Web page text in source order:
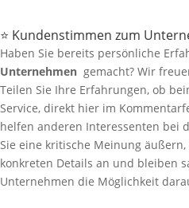
⭐ Kundenstimmen zum
Haben Sie bereits persönliche
Unternehmen gemacht? Wir
Teilen Sie Ihre Erfahrungen, ob
Service, direkt hier im
helfen anderen Interessenten bei
Sie eine kritische Meinung
konkreten Details an und bleiben
Unternehmen die Möglichkeit